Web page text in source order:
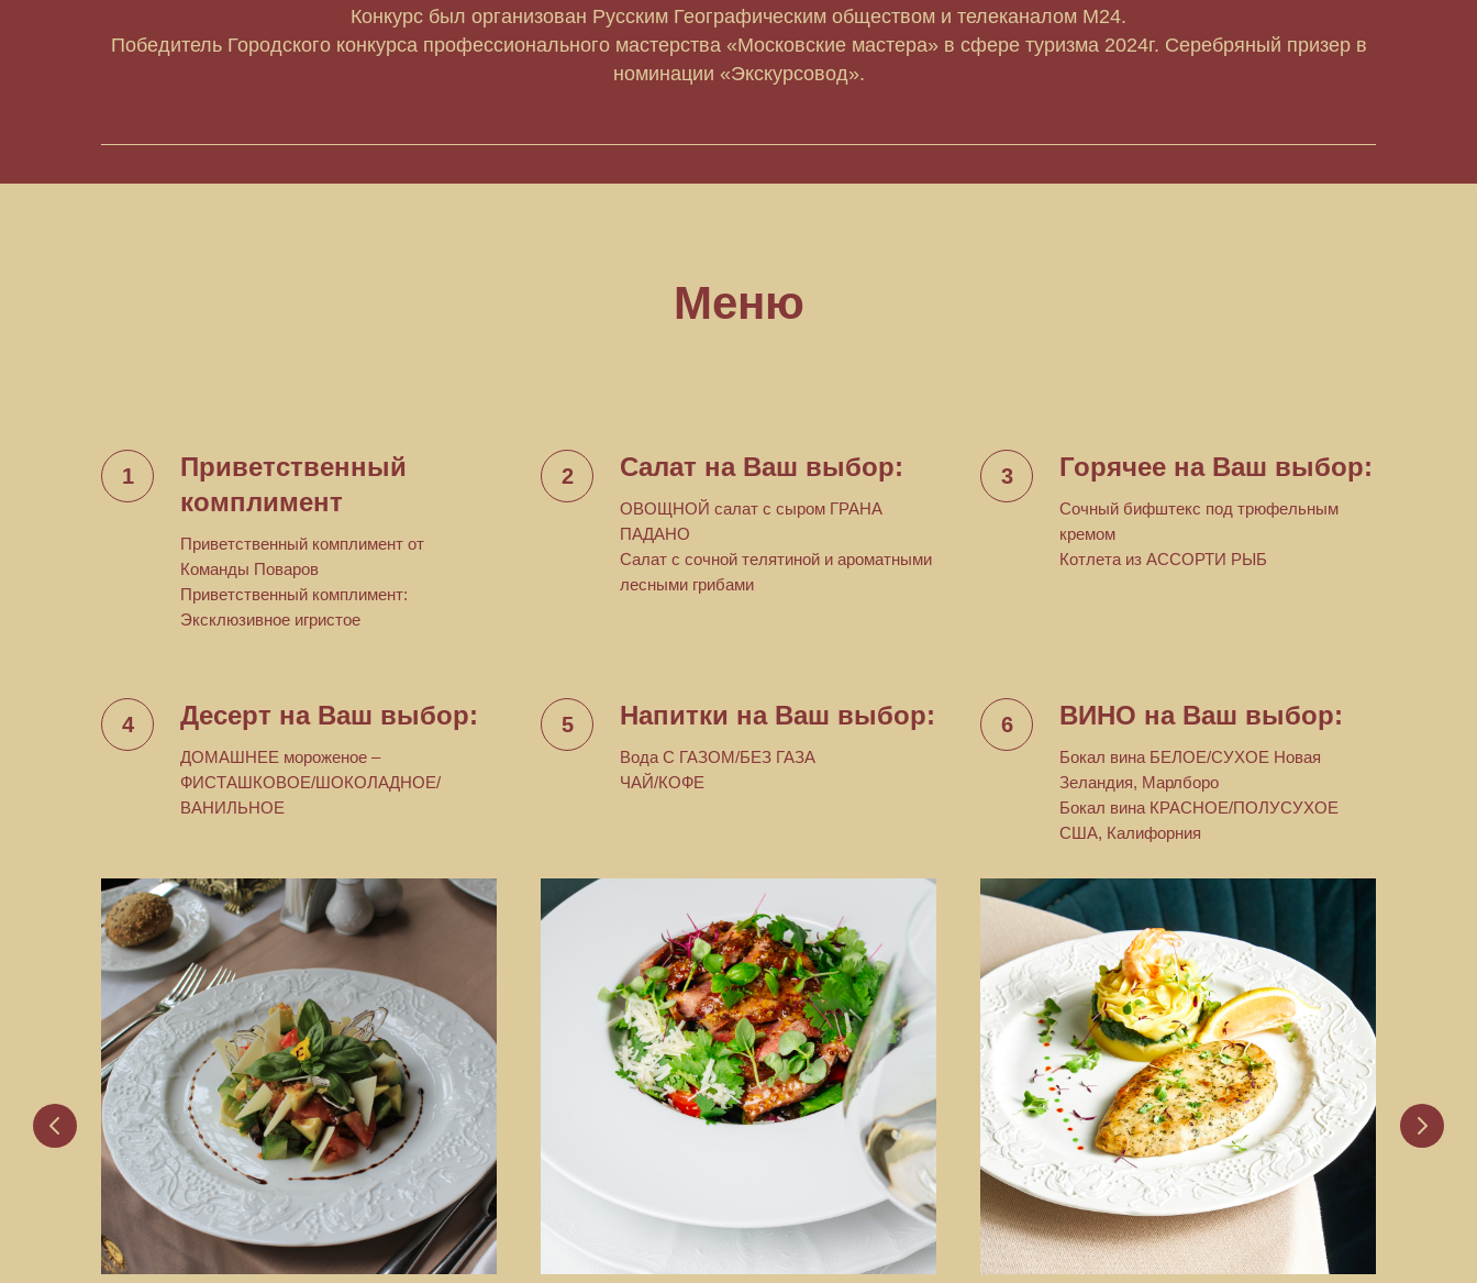
Конкурс был организован Русским Географическим обществом и телеканалом М24.
Победитель Городского конкурса профессионального мастерства «Московские мастера» в сфере туризма 2024г. Серебряный призер в
номинации «Экскурсовод».
Меню
Приветственный
комплимент
Приветственный комплимент от
Команды Поваров
Приветственный комплимент:
Эксклюзивное игристое
Салат на Ваш выбор:
ОВОЩНОЙ салат с сыром ГРАНА
ПАДАНО
Салат с сочной телятиной и ароматными
лесными грибами
Горячее на Ваш выбор:
Сочный бифштекс под трюфельным
кремом
Котлета из АССОРТИ РЫБ
Десерт на Ваш выбор:
ДОМАШНЕЕ мороженое –
ФИСТАШКОВОЕ/ШОКОЛАДНОЕ/
ВАНИЛЬНОЕ
Напитки на Ваш выбор:
Вода С ГАЗОМ/БЕЗ ГАЗА
ЧАЙ/КОФЕ
ВИНО на Ваш выбор:
Бокал вина БЕЛОЕ/СУХОЕ Новая
Зеландия, Марлборо
Бокал вина КРАСНОЕ/ПОЛУСУХОЕ
США, Калифорния